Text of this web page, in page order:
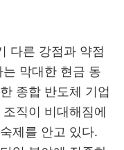
다른 강점과 약점
막대한 현금 동
종합 반도체 기업
직이 비대해짐에
제를 안고 있다.